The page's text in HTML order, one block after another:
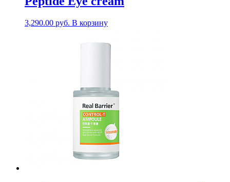
3,290.00 руб. В корзину